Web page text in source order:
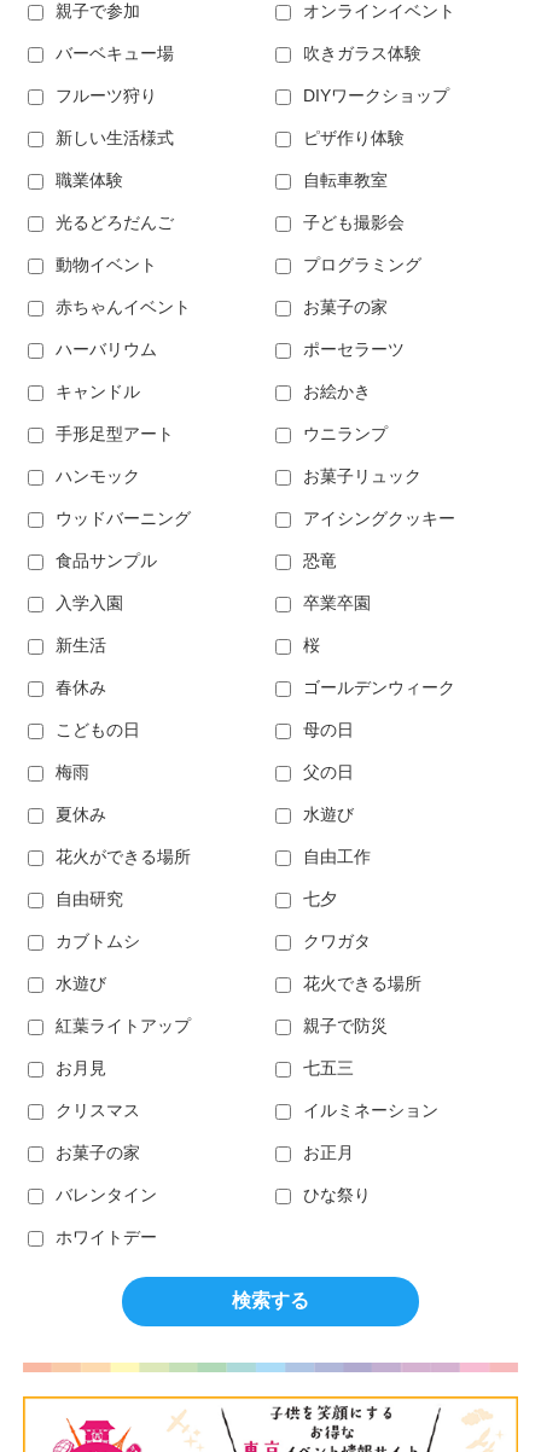
親子で参加 オンラインイベント
バーベキュー場 吹きガラス体験
フルーツ狩り DIYワークショップ
新しい生活様式 ピザ作り体験
職業体験 自転車教室
光るどろだんご 子ども撮影会
動物イベント プログラミング
赤ちゃんイベント お菓子の家
ハーバリウム ポーセラーツ
キャンドル お絵かき
手形足型アート ウニランプ
ハンモック お菓子リュック
ウッドバーニング アイシングクッキー
食品サンプル 恐竜
入学入園 卒業卒園
新生活 桜
春休み ゴールデンウィーク
こどもの日 母の日
梅雨 父の日
夏休み 水遊び
花火ができる場所 自由工作
自由研究 七夕
カブトムシ クワガタ
水遊び 花火できる場所
紅葉ライトアップ 親子で防災
お月見 七五三
クリスマス イルミネーション
お菓子の家 お正月
バレンタイン ひな祭り
ホワイトデー